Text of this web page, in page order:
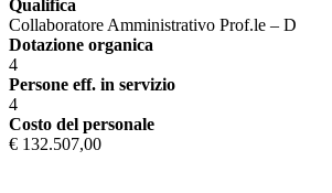
Qualifica
Collaboratore Amministrativo Prof.le – D
Dotazione organica
4
Persone eff. in servizio
4
Costo del personale
€ 132.507,00